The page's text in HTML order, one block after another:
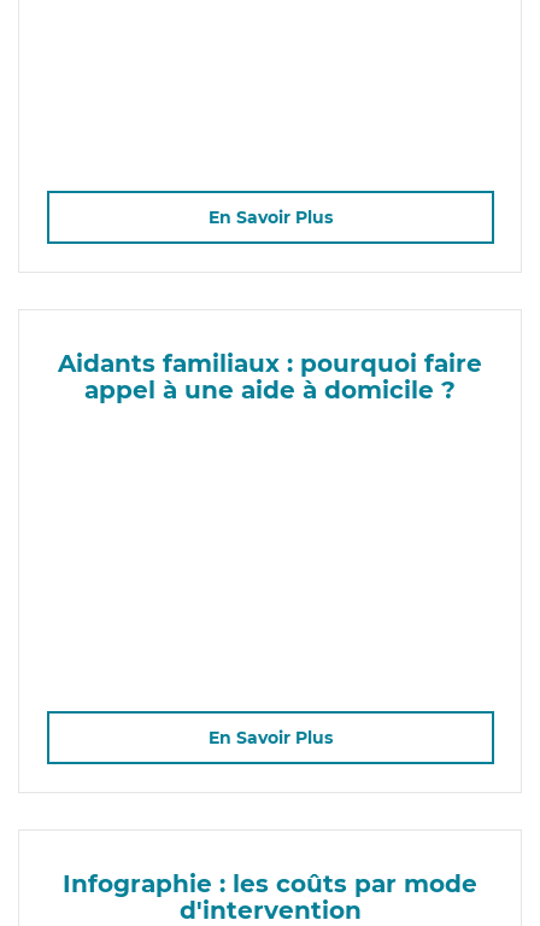
En Savoir Plus
Aidants familiaux : pourquoi faire
appel à une aide à domicile ?
En Savoir Plus
Infographie : les coûts par mode
d'intervention